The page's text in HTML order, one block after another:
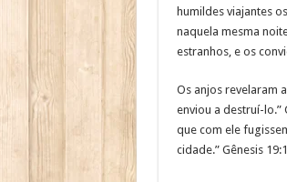
humildes viajantes
naquela mesma
estranhos, e os
Os anjos revelaram
enviou a destruí-
que com ele
cidade.” Gênesis